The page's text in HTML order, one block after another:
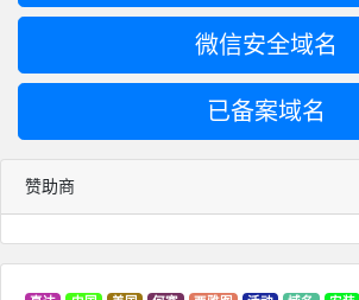
微信安全域名
已备案域名
赞助商